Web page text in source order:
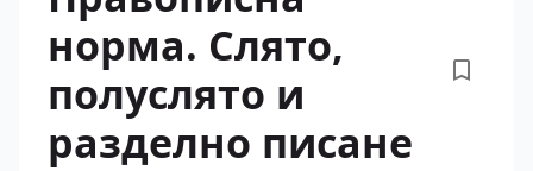
норма. Слято,
полуслято и
разделно писане